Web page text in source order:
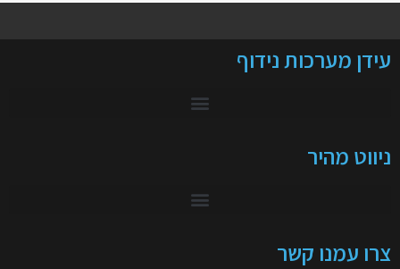
עידן מערכות נידוף
ניווט מהיר
צרו עמנו קשר